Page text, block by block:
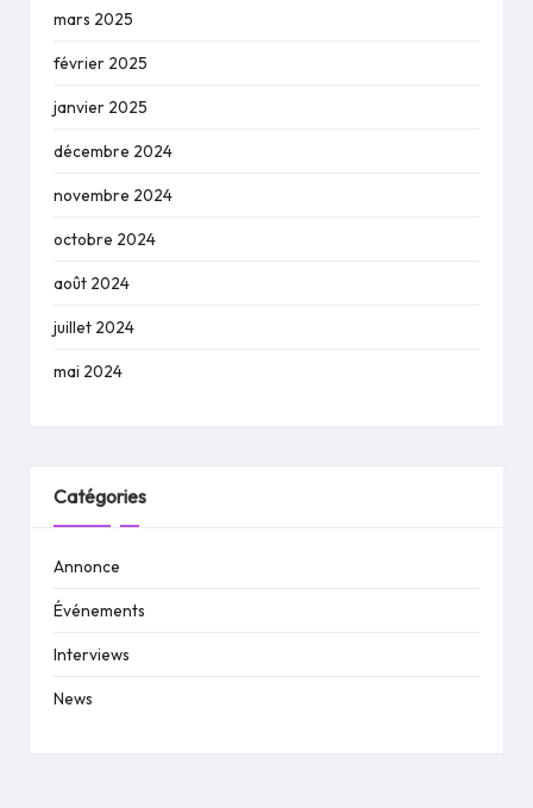
mars 2025
février 2025
janvier 2025
décembre 2024
novembre 2024
octobre 2024
août 2024
juillet 2024
mai 2024
Catégories
Annonce
Événements
Interviews
News